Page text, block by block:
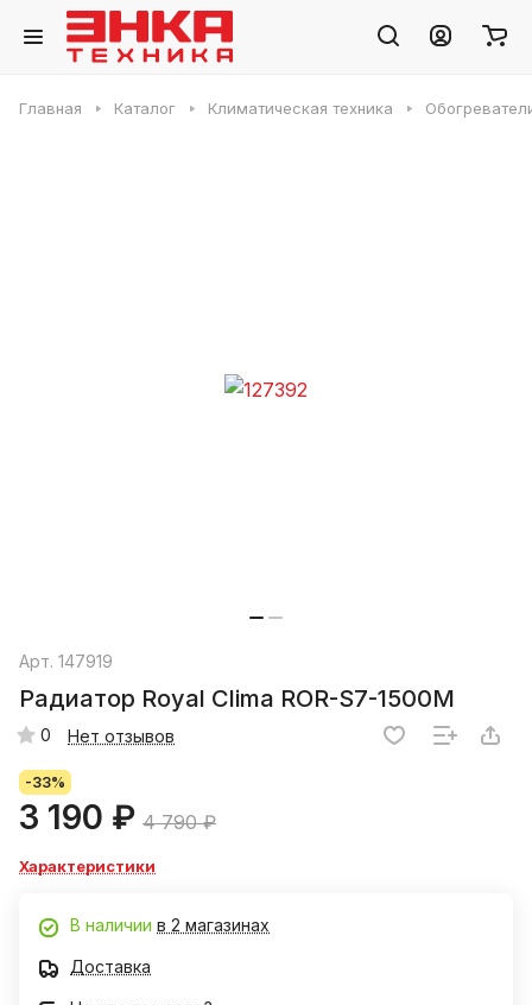
Главная Каталог Климатическая техника
Арт. 147919
Радиатор Royal Clima ROR-S7-1500M
0 Нет отзывов
-33%
3 190 ₽ 4 790 ₽
Характеристики
В наличии в 2 магазинах
Доставка